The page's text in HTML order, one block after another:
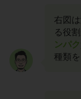
右図
る役
ンパ
種類を